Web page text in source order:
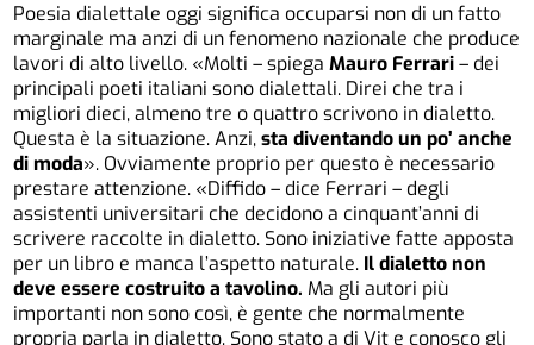
Poesia dialettale oggi significa occuparsi non di un fatto
marginale ma anzi di un fenomeno nazionale che produce
lavori di alto livello. «Molti – spiegaMauro Ferrari– dei
principali poeti italiani sono dialettali. Direi che tra i
migliori dieci, almeno tre o quattro scrivono in dialetto.
Questa è la situazione. Anzi,sta diventando un po’ anche
di moda». Ovviamente proprio per questo è necessario
prestare attenzione. «Diffido – dice Ferrari – degli
assistenti universitari che decidono a cinquant’anni di
scrivere raccolte in dialetto. Sono iniziative fatte apposta
per un libro e manca l’aspetto naturale. Il dialetto non
deve essere costruito a tavolino. Ma gli autori più
importanti non sono così, è gente che normalmente
propria parla in dialetto. Sono stato a di Vit e conosco gli